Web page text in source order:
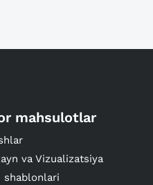
mahsulotlar
va Vizualizatsiya
shablonlari